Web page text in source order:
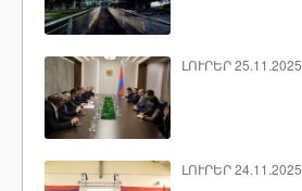
ԼՈՒՐԵՐ 25.11.2025
ԼՈՒՐԵՐ 24.11.2025